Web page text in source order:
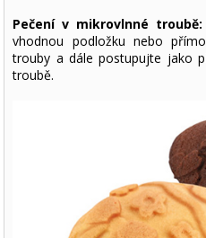
Pečení v mikrovlnné troubě:
vhodnou podložku nebo
trouby a dále postupujte jako
troubě.